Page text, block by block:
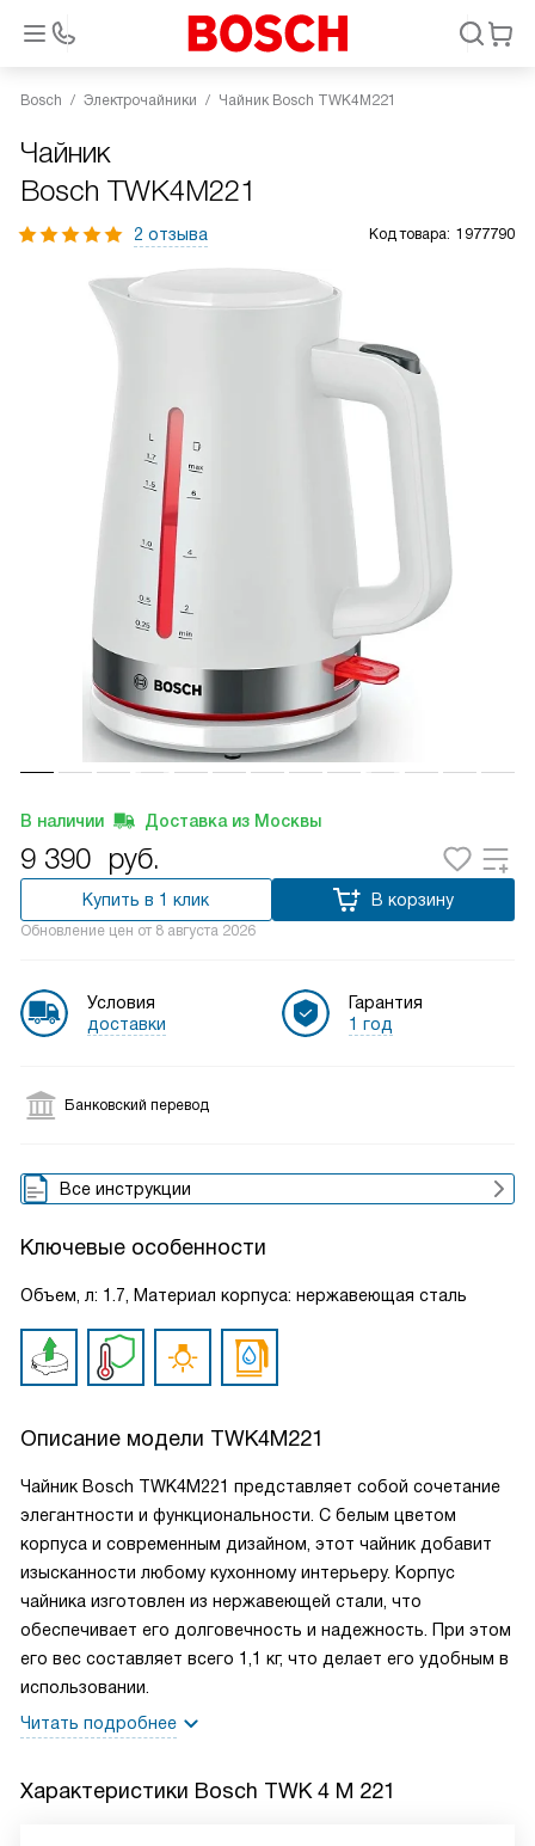
Bosch Электрочайники Чайник Bosch TWK4M221
Чайник
Bosch TWK4M221
2 отзыва Код товара: 1977790
В наличии Доставка из Москвы
9 390 руб.
Купить в 1 клик В корзину
Обновление цен от 8 августа 2026
Условия
доставки
Гарантия
1 год
Банковский перевод
Все инструкции
Ключевые особенности
Объем, л: 1.7, Материал корпуса: нержавеющая сталь
Описание модели TWK4M221
Чайник Bosch TWK4M221 представляет собой сочетание
элегантности и функциональности. С белым цветом
корпуса и современным дизайном, этот чайник добавит
изысканности любому кухонному интерьеру. Корпус
чайника изготовлен из нержавеющей стали, что
обеспечивает его долговечность и надежность. При этом
его вес составляет всего 1,1 кг, что делает его удобным в
использовании.
Читать подробнее
Характеристики Bosch TWK 4 M 221